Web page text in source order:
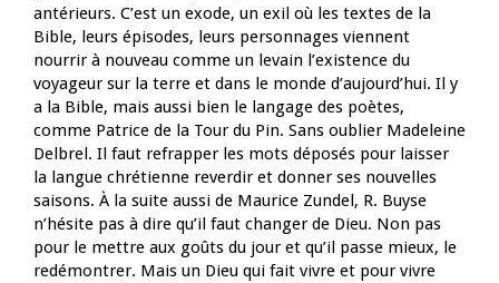
antérieurs. C’est un exode, un exil où les textes de la
Bible, leurs épisodes, leurs personnages viennent
nourrir à nouveau comme un levain l’existence du
voyageur sur la terre et dans le monde d’aujourd’hui. Il y
a la Bible, mais aussi bien le langage des poètes,
comme Patrice de la Tour du Pin. Sans oublier Madeleine
Delbrel. Il faut refrapper les mots déposés pour laisser
la langue chrétienne reverdir et donner ses nouvelles
saisons. À la suite aussi de Maurice Zundel, R. Buyse
n’hésite pas à dire qu’il faut changer de Dieu. Non pas
pour le mettre aux goûts du jour et qu’il passe mieux, le
redémontrer. Mais un Dieu qui fait vivre et pour vivre